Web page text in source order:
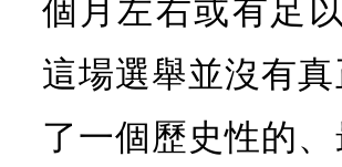
這場選舉並沒有
了一個歷史性的